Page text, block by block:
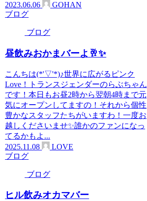
2023.06.06
GOHAN
ブログ
ブログ
昼飲みおかまバーよ🥂✨
こんちは(*'▽'*)♪世界に広がるピンク
Love！トランスジェンダーのらぶちゃん
です！本日もお昼2時から翌朝4時まで元
気にオープンしてますの！それから個性
豊かなスタッフたちがいますわ！一度お
越しくださいませ✨️誰かのファンになっ
てるかもよ...
2025.11.08
LOVE
ブログ
ブログ
ヒル飲みオカマバー